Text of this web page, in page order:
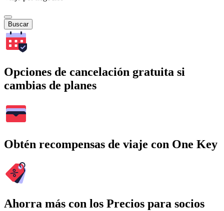
Buscar
Opciones de cancelación gratuita si
cambias de planes
Obtén recompensas de viaje con One Key
Ahorra más con los Precios para socios